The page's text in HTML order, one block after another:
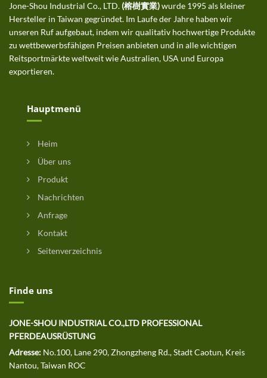
Jone-Shou Industrial Co., LTD. (榕樹實業)wurde 1995 als kleiner
Hersteller in Taiwan gegründet. Im Laufe der Jahre haben wir
unseren Ruf aufgebaut, indem wir qualitativ hochwertige Produkte
zu wettbewerbsfähigen Preisen anbieten und in alle wichtigen
Reitsportmärkte weltweit wie Australien, USA und Europa
exportieren.
Hauptmenü
Heim
Über uns
Produkt
Nachrichten
Anfrage
Kontakt
Seitenverzeichnis
Finde uns
JONE-SHOU INDUSTRIAL CO.,LTD PROFESSIONAL
PFERDEAUSRÜSTUNG
Adresse: No.100, Lane 290, Zhongzheng Rd., Stadt Caotun, Kreis
Nantou, Taiwan ROC